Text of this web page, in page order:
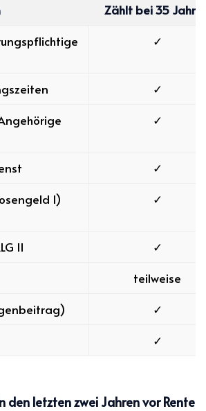
Zählt bei 35
✓
✓
✓
✓
I)
✓
II
✓
teilweise
✓
✓
den letzten zwei Jahren vor Rente